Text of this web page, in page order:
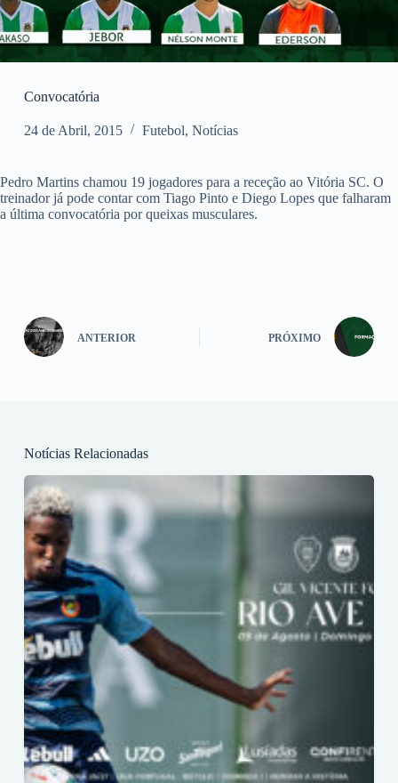
Convocatória
24 de Abril, 2015 Futebol, Notícias
Pedro Martins chamou 19 jogadores para a receção ao Vitória SC. O
treinador já pode contar com Tiago Pinto e Diego Lopes que falharam
a última convocatória por queixas musculares.
ANTERIOR PRÓXIMO
Notícias Relacionadas